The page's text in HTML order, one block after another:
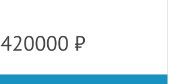
420000 ₽